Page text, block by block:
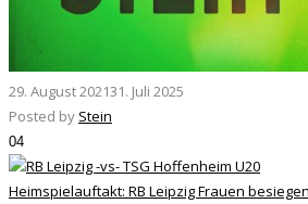
29. August 202131. Juli 2025
Posted by Stein
04
Heimspielauftakt: RB Leipzig Frauen